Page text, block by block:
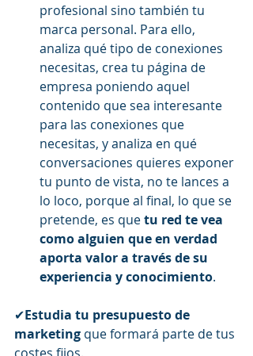
profesional sino también tu
marca personal. Para ello,
analiza qué tipo de conexiones
necesitas, crea tu página de
empresa poniendo aquel
contenido que sea interesante
para las conexiones que
necesitas, y analiza en qué
conversaciones quieres exponer
tu punto de vista, no te lances a
lo loco, porque al final, lo que se
pretende, es que tu red te vea
como alguien que en verdad
aporta valor a través de su
experiencia y conocimiento.
✔Estudia tu presupuesto de
marketing que formará parte de tus
costes fijos.